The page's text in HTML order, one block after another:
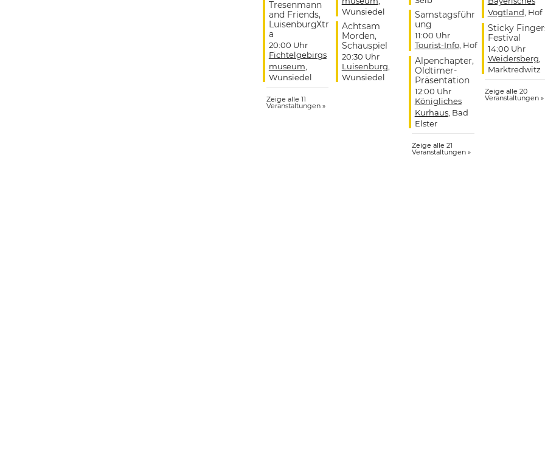
Tresenmann
and Friends,
LuisenburgXtr
a
20:00 Uhr
Fichtelgebirgs
museum,
Wunsiedel
Zeige alle 11
Veranstaltungen »
Wunsiedel
Achtsam
Morden,
Schauspiel
20:30 Uhr
Luisenburg,
Wunsiedel
Samstagsführ
ung
11:00 Uhr
Tourist-Info, Hof
Alpenchapter,
Oldtimer-
Präsentation
12:00 Uhr
Königliches
Kurhaus, Bad
Elster
Zeige alle 21
Veranstaltungen »
Vogtland, Hof
Sticky
Festival
14:00 Uhr
Weidersberg,
Marktredwitz
Zeige alle 20
Veranstaltungen »